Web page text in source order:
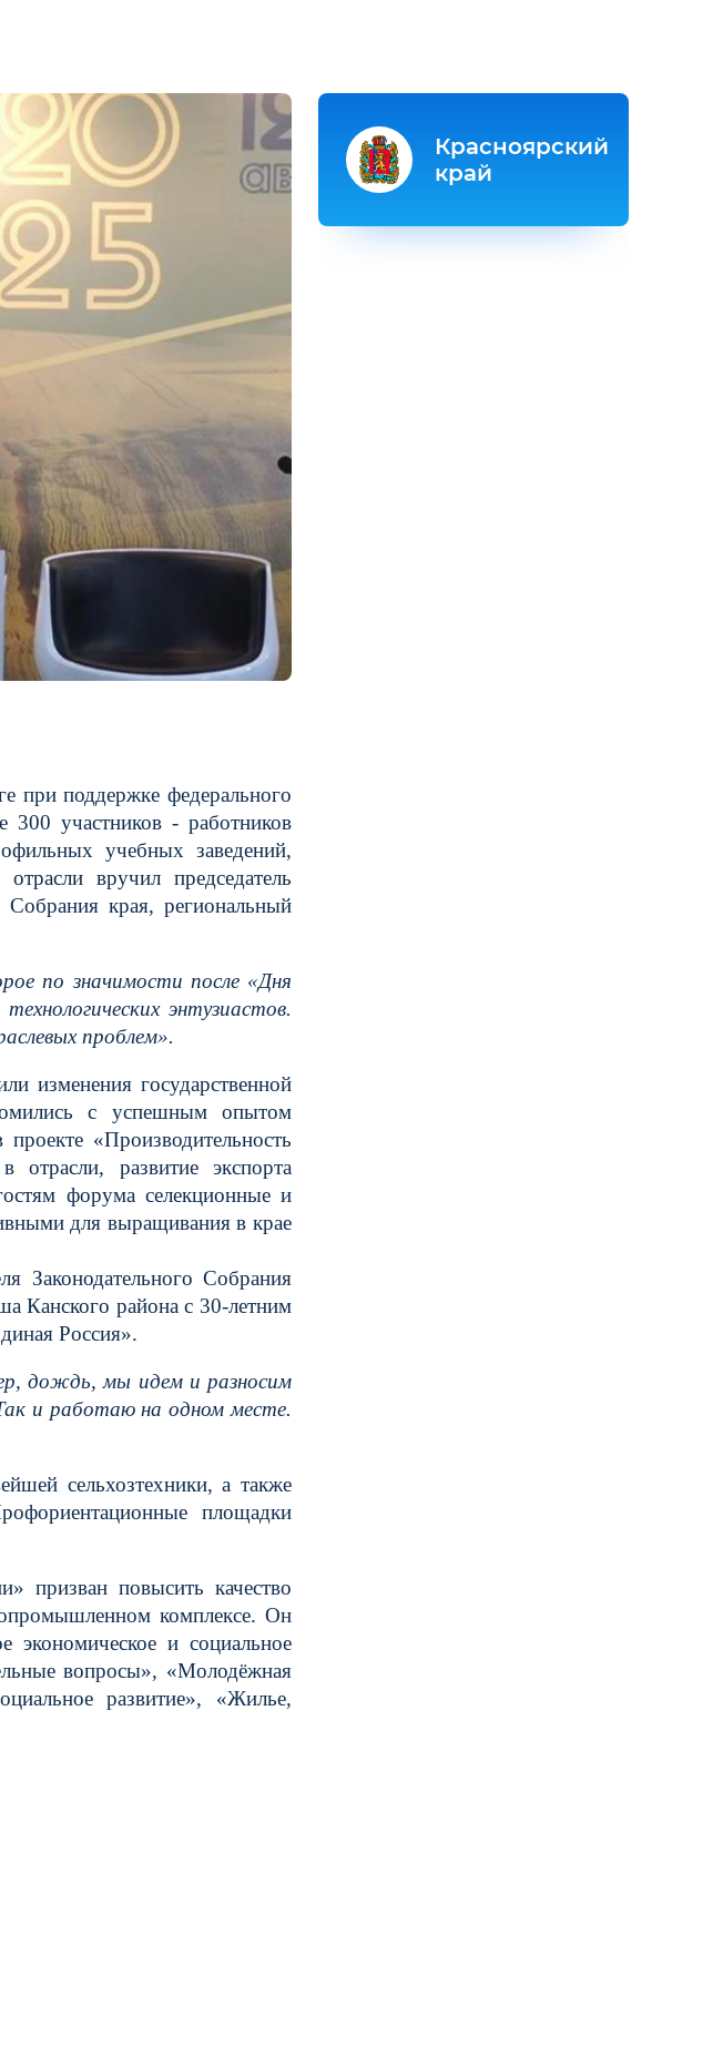
при поддержке федерального
300 участников - работников
учебных заведений,
вручил председатель
Собрания края, региональный
по значимости после «Дня
энтузиастов.
проблем».
изменения государственной
с успешным опытом
«Производительность
отрасли, развитие экспорта
форума селекционные и
для выращивания в крае
Законодательного Собрания
Канского района с 30-летним
Россия».
дождь, мы идем и разносим
и работаю на одном месте.
сельхозтехники, а также
площадки
призван повысить качество
комплексе. Он
экономическое и социальное
вопросы», «Молодёжная
развитие», «Жилье,
Красноярский
край